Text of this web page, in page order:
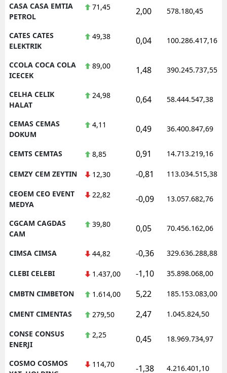
CASA CASA EMTIA
PETROL
71,45 2,00 578.180,45
CATES CATES
ELEKTRIK
49,38 0,04 100.286.417,16
CCOLA COCA COLA
ICECEK
89,00 1,48 390.245.737,55
CELHA CELIK
HALAT
24,98 0,64 58.444.547,38
CEMAS CEMAS
DOKUM
4,11 0,49 36.400.847,69
CEMTS CEMTAS 8,85 0,91 14.713.219,16
CEMZY CEM ZEYTIN 12,30 -0,81 113.034.515,38
CEOEM CEO EVENT
MEDYA
22,82 -0,09 13.057.682,76
CGCAM CAGDAS
CAM
39,80 0,05 70.456.162,06
CIMSA CIMSA 44,82 -0,36 329.636.288,88
CLEBI CELEBI 1.437,00 -1,10 35.898.068,00
CMBTN CIMBETON 1.614,00 5,22 185.153.083,00
CMENT CIMENTAS 279,50 2,47 1.045.824,50
CONSE CONSUS
ENERJI
2,25 0,45 18.969.734,97
COSMO COSMOS
114,70 -1,38 4.216.401,10